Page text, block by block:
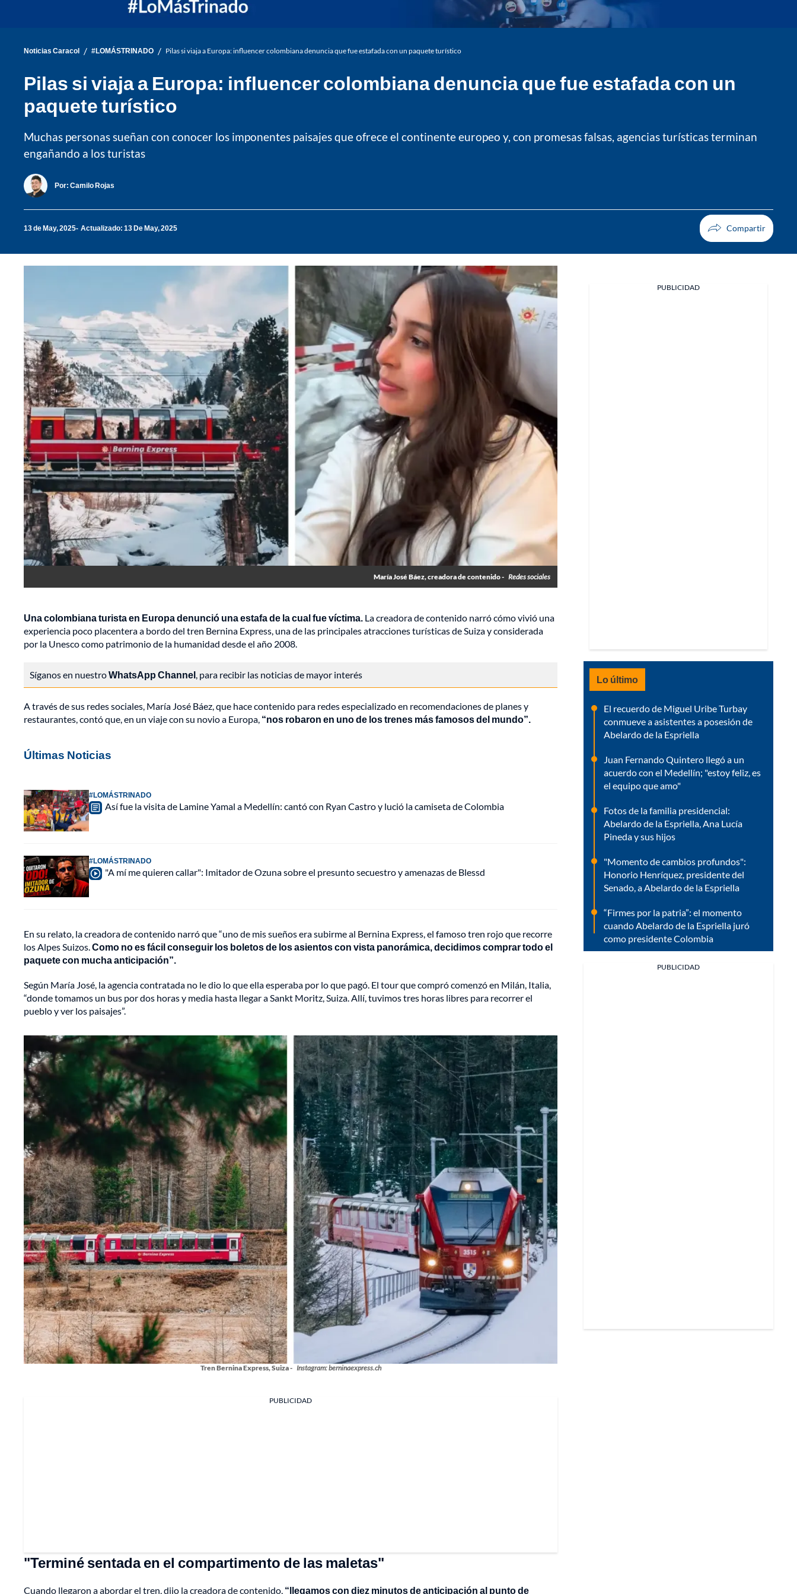
Noticias Caracol / #LOMÁSTRINADO / Pilas si viaja a Europa: influencer colombiana denuncia que fue estafada con un paquete turístico
Pilas si viaja a Europa: influencer colombiana denuncia que fue estafada con un
paquete turístico
Muchas personas sueñan con conocer los imponentes paisajes que ofrece el continente europeo y, con promesas falsas, agencias turísticas terminan
engañando a los turistas
Por: Camilo Rojas
13 de May, 2025 Actualizado: 13 De May, 2025
María José Báez, creadora de contenido - Redes sociales
Una colombiana turista en Europa denunció una estafa de la cual fue víctima. La creadora de contenido narró cómo vivió una
experiencia poco placentera a bordo del tren Bernina Express, una de las principales atracciones turísticas de Suiza y considerada
por la Unesco como patrimonio de la humanidad desde el año 2008.
Síganos en nuestroWhatsApp Channel, para recibir las noticias de mayor interés
A través de sus redes sociales, María José Báez, que hace contenido para redes especializado en recomendaciones de planes y
restaurantes, contó que, en un viaje con su novio a Europa, “nos robaron en uno de los trenes más famosos del mundo”.
Últimas Noticias
#LOMÁSTRINADO
Así fue la visita de Lamine Yamal a Medellín: cantó con Ryan Castro y lució la camiseta de Colombia
#LOMÁSTRINADO
"A mí me quieren callar": Imitador de Ozuna sobre el presunto secuestro y amenazas de Blessd
En su relato, la creadora de contenido narró que “uno de mis sueños era subirme al Bernina Express, el famoso tren rojo que recorre
los Alpes Suizos.Como no es fácil conseguir los boletos de los asientos con vista panorámica, decidimos comprar todo el
paquete con mucha anticipación”.
Según María José, la agencia contratada no le dio lo que ella esperaba por lo que pagó. El tour que compró comenzó en Milán, Italia,
“donde tomamos un bus por dos horas y media hasta llegar a Sankt Moritz, Suiza. Allí, tuvimos tres horas libres para recorrer el
pueblo y ver los paisajes”.
Tren Bernina Express, Suiza - Instagram: berninaexpress.ch
PUBLICIDAD
"Terminé sentada en el compartimento de las maletas"
Cuando llegaron a abordar el tren, dijo la creadora de contenido, “llegamos con diez minutos de anticipación al punto de
PUBLICIDAD
Lo último
El recuerdo de Miguel Uribe Turbay
conmueve a asistentes a posesión de
Abelardo de la Espriella
Juan Fernando Quintero llegó a un
acuerdo con el Medellín; "estoy feliz, es
el equipo que amo"
Fotos de la familia presidencial:
Abelardo de la Espriella, Ana Lucía
Pineda y sus hijos
"Momento de cambios profundos":
Honorio Henríquez, presidente del
Senado, a Abelardo de la Espriella
“Firmes por la patria”: el momento
cuando Abelardo de la Espriella juró
como presidente Colombia
PUBLICIDAD